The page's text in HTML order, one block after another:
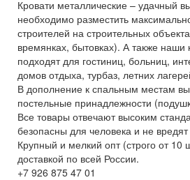
Кровати металлические – удачный
необходимо разместить
строителей на строительных
времянках, бытовках). А также наши
подходят для гостиниц, больниц,
домов отдыха, турбаз, летних
В дополнение к спальным местам
постельные принадлежности
Все товары отвечают высоким
безопасны для человека и не
Крупный и мелкий опт (строго от 10
доставкой по всей России.
+7 926 875 47 01